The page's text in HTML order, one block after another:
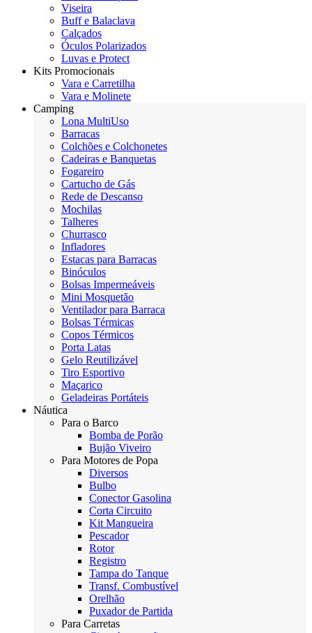
Viseira
Buff e Balaclava
Calçados
Óculos Polarizados
Luvas e Protect
Kits Promocionais
Vara e Carretilha
Vara e Molinete
Camping
Lona MultiUso
Barracas
Colchões e Colchonetes
Cadeiras e Banquetas
Fogareiro
Cartucho de Gás
Rede de Descanso
Mochilas
Talheres
Churrasco
Infladores
Estacas para Barracas
Binóculos
Bolsas Impermeáveis
Mini Mosquetão
Ventilador para Barraca
Bolsas Térmicas
Copos Térmicos
Porta Latas
Gelo Reutilizável
Tiro Esportivo
Maçarico
Geladeiras Portáteis
Náutica
Para o Barco
Bomba de Porão
Bujão Viveiro
Para Motores de Popa
Diversos
Bulbo
Conector Gasolina
Corta Circuito
Kit Mangueira
Pescador
Rotor
Registro
Tampa do Tanque
Transf. Combustível
Orelhão
Puxador de Partida
Para Carretas